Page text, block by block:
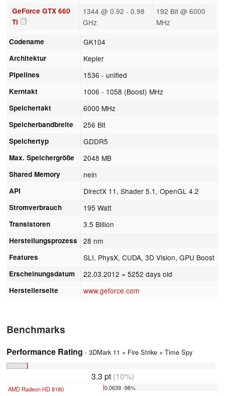
GeForce GTX 660
Ti
1344 @ 0.92 - 0.98
GHz
192 Bit @ 6000
MHz
Codename GK104
Architektur Kepler
Pipelines 1536 - unified
Kerntakt 1006 - 1058 (Boost) MHz
Speichertakt 6000 MHz
Speicherbandbreite 256 Bit
Speichertyp GDDR5
Max. Speichergröße 2048 MB
Shared Memory nein
API DirectX 11, Shader 5.1, OpenGL 4.2
Stromverbrauch 195 Watt
Transistoren 3.5 Billion
Herstellungsprozess 28 nm
Features SLI, PhysX, CUDA, 3D Vision, GPU Boost
Erscheinungsdatum 22.03.2012 = 5252 days old
Herstellerseite www.geforce.com
Benchmarks
Performance Rating - 3DMark 11 + Fire Strike + Time Spy
3.3 pt(10%)
AMD Radeon HD 8180 0.0639 -98%